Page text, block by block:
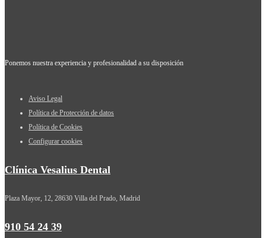
Ponemos nuestra experiencia y profesionalidad a su disposición
Aviso Legal
Política de Protección de datos
Política de Cookies
Configurar cookies
Clínica Vesalius Dental
Plaza Mayor, 12, 28630 Villa del Prado, Madrid
910 54 24 39